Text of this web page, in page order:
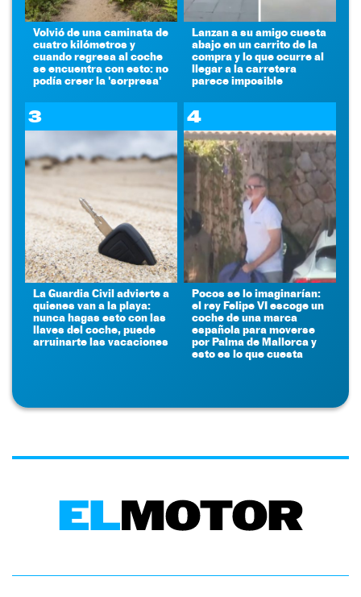
Volvió de una caminata de
cuatro kilómetros y
cuando regresa al coche
se encuentra con esto: no
podía creer la 'sorpresa'
Lanzan a su amigo cuesta
abajo en un carrito de la
compra y lo que ocurre al
llegar a la carretera
parece imposible
3
La Guardia Civil advierte a
quienes van a la playa:
nunca hagas esto con las
llaves del coche, puede
arruinarte las vacaciones
4
Pocos se lo imaginarían:
el rey Felipe VI escoge un
coche de una marca
española para moverse
por Palma de Mallorca y
esto es lo que cuesta